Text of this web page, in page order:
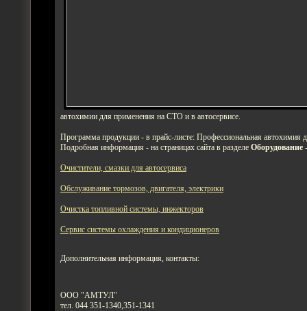
автохимии для применения на СТО и в автосервисе.
Программа продукции - в прайс-листе: Профессиональная автохимия
Подробная информация - на страницах сайта в разделе
Очистители, смазки для автосервиса
Обслуживание тормозов, двигателя, электрики
Очистка топливной системы, инжекторов
Сервис системы охлаждения и кондиционеров
Дополнительная информация, контакты:
ООО "АМТУЛ"
тел. 044 351-1340,351-1341